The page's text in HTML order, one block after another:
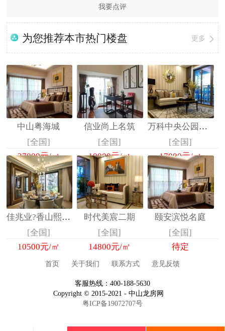
我要点评
为您推荐本市热门楼盘 更多
中山粤海城
[全国]
27000元/㎡
信业尚上名筑
[全国]
10000元/㎡
万科中央公园（一期）
[全国]
17000元/㎡
佳兆业?香山熙园二期
[全国]
10500元/㎡
时代美宸二期
[全国]
14800元/㎡
颐安滨悦名庭
[全国]
待定
首页 关于我们 联系方式 意见反馈
客服热线：400-188-5630
Copyright © 2015-2021 - 中山龙房网
粤ICP备19072707号